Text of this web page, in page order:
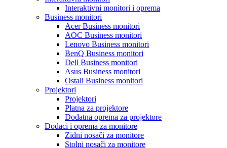
Interaktivni monitori i oprema
Business monitori
Acer Business monitori
AOC Business monitori
Lenovo Business monitori
BenQ Business monitori
Dell Business monitori
Asus Business monitori
Ostali Business monitori
Projektori
Projektori
Platna za projektore
Dodatna oprema za projektore
Dodaci i oprema za monitore
Zidni nosači za monitore
Stolni nosači za monitore